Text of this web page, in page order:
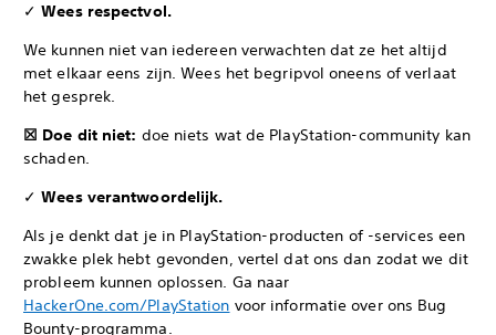
✓ Wees respectvol.
We kunnen niet van iedereen verwachten dat ze het altijd
met elkaar eens zijn. Wees het begripvol oneens of verlaat
het gesprek.
☒ Doe dit niet: doe niets wat de PlayStation-community kan
schaden.
✓ Wees verantwoordelijk.
Als je denkt dat je in PlayStation-producten of -services een
zwakke plek hebt gevonden, vertel dat ons dan zodat we dit
probleem kunnen oplossen. Ga naar
HackerOne.com/PlayStation voor informatie over ons Bug
Bounty-programma.